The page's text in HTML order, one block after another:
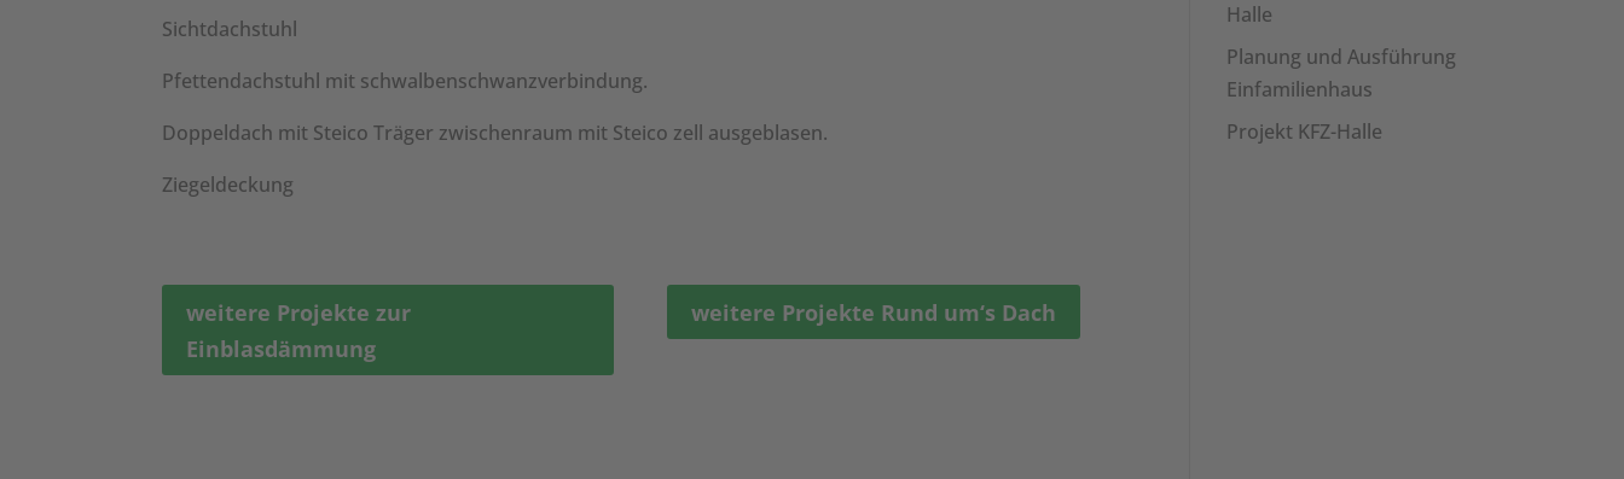
Sichtdachstuhl
Pfettendachstuhl mit schwalbenschwanzverbindung.
Doppeldach mit Steico Träger zwischenraum mit Steico zell ausgeblasen.
Ziegeldeckung
weitere Projekte zur
Einblasdämmung
weitere Projekte Rund um‘s Dach
Halle
Planung und Ausführung
Einfamilienhaus
Projekt KFZ-Halle